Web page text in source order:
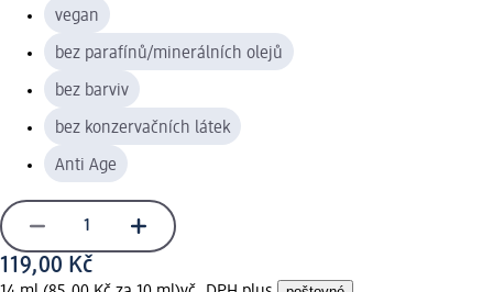
vegan
bez parafínů/minerálních olejů
bez barviv
bez konzervačních látek
Anti Age
119,00 Kč